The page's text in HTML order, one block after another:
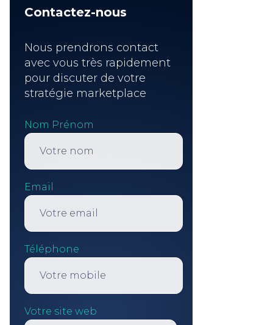
Contactez-nous
Nous prendrons contact
avec vous très rapidement
pour discuter de votre
stratégie marketplace
Nom Prénom
Email
Téléphone
Votre site web